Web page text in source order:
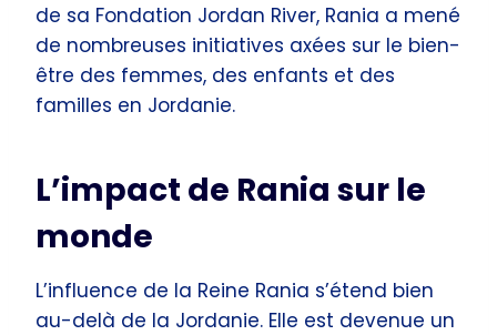
de sa Fondation Jordan River, Rania a mené
de nombreuses initiatives axées sur le bien-
être des femmes, des enfants et des
familles en Jordanie.
L’impact de Rania sur le
monde
L’influence de la Reine Rania s’étend bien
au-delà de la Jordanie. Elle est devenue un